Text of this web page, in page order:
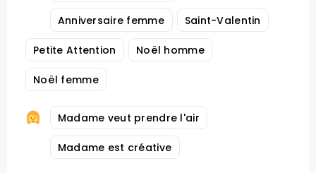
Anniversaire femme Saint-Valentin
Petite Attention Noël homme
Noël femme
Madame veut prendre l'air
Madame est créative